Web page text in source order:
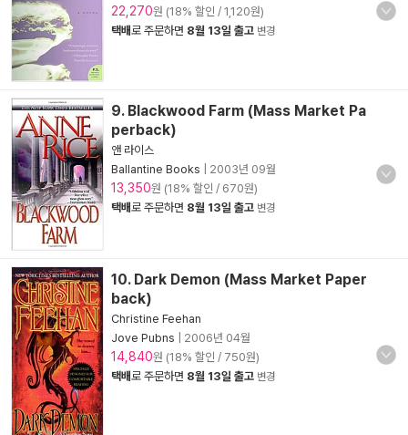
22,270원 (18% 할인 / 1,120원)
택배로 주문하면 8월 13일 출고 변경
9. Blackwood Farm (Mass Market Pa
perback)
앤 라이스
Ballantine Books
2003년 09월
13,350원 (18% 할인 / 670원)
택배로 주문하면 8월 13일 출고 변경
10. Dark Demon (Mass Market Paper
back)
Christine Feehan
Jove Pubns
2006년 04월
14,840원 (18% 할인 / 750원)
택배로 주문하면 8월 13일 출고 변경